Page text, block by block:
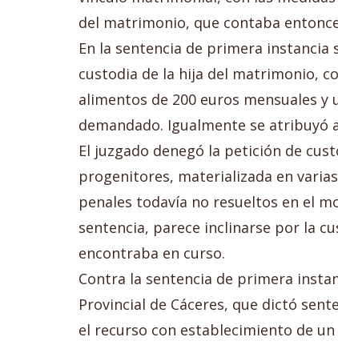
del matrimonio, que contaba
En la sentencia de primera
custodia de la hija del matrimonio,
alimentos de 200 euros mensuales
demandado. Igualmente se atribuyó
El juzgado denegó la petición de
progenitores, materializada en
penales todavía no resueltos en el
sentencia, parece inclinarse por la
encontraba en curso.
Contra la sentencia de primera
Provincial de Cáceres, que dictó
el recurso con establecimiento de